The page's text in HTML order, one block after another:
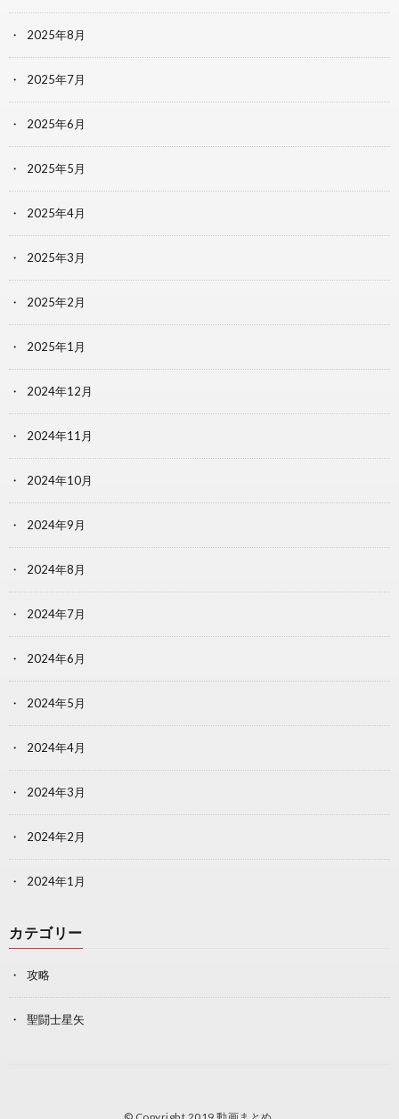
2025年8月
2025年7月
2025年6月
2025年5月
2025年4月
2025年3月
2025年2月
2025年1月
2024年12月
2024年11月
2024年10月
2024年9月
2024年8月
2024年7月
2024年6月
2024年5月
2024年4月
2024年3月
2024年2月
2024年1月
カテゴリー
攻略
聖闘士星矢